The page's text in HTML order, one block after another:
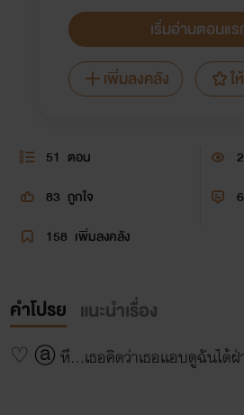
เริ่มอ่านตอนแ
เพิ่มลงคลัง
ใ
51 ตอน
83 ถูกใจ
158 เพิ่มลงคลัง
คำโปรย แนะนำเรื่อง
♡ ⓐ หึ...เธอคิดว่าเธอเเอบดูฉันได้ฝ่